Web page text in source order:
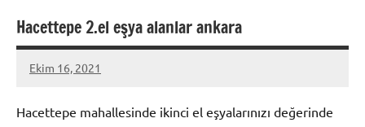
Hacettepe 2.el eşya alanlar ankara
Ekim 16, 2021
Mustafa
Hacettepe mahallesinde ikinci el eşyalarınızı değerinde